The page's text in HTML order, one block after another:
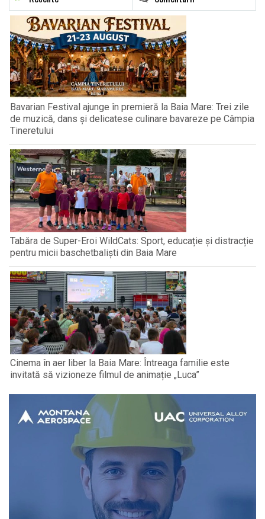
Bavarian Festival ajunge în premieră la Baia Mare: Trei zile
de muzică, dans și delicatese culinare bavareze pe Câmpia
Tineretului
Tabăra de Super-Eroi WildCats: Sport, educație și distracție
pentru micii baschetbaliști din Baia Mare
Cinema în aer liber la Baia Mare: Întreaga familie este
invitată să vizioneze filmul de animație „Luca”